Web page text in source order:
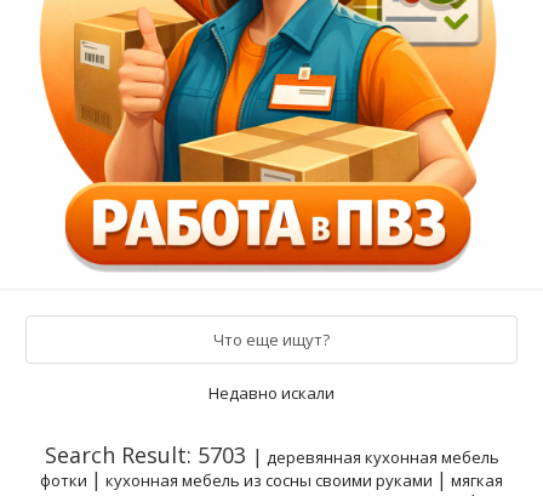
Что еще ищут?
Недавно искали
Search Result: 5703 | деревянная кухонная мебель
фотки | кухонная мебель из сосны своими руками | мягкая